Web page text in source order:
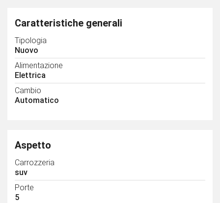
Caratteristiche generali
Tipologia
Nuovo
Alimentazione
Elettrica
Cambio
Automatico
Aspetto
Carrozzeria
suv
Porte
5